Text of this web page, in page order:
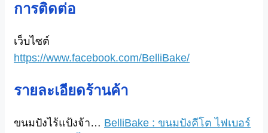
การติดต่อ
เว็บไซต์
https://www.facebook.com/BelliBake/
รายละเอียดร้านค้า
ขนมปังไร้แป้งจ้า… BelliBake : ขนมปังคีโต ไฟเบอร์